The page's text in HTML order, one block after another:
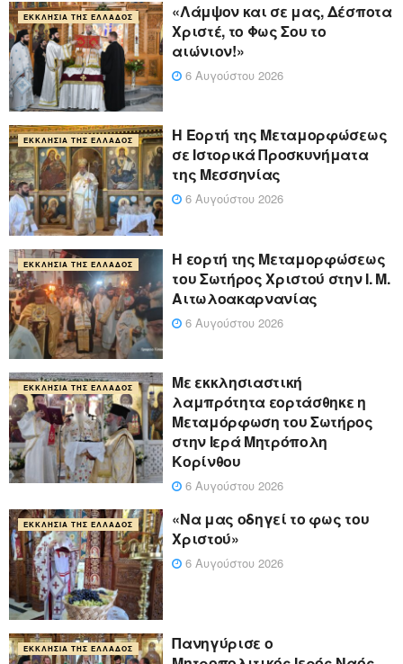
ΕΚΚΛΗΣΊΑ ΤΗΣ ΕΛΛΆΔΟΣ
«Λάμψον και σε μας, Δέσποτα
Χριστέ, το Φως Σου το
αιώνιον!»
6 Αυγούστου 2026
ΕΚΚΛΗΣΊΑ ΤΗΣ ΕΛΛΆΔΟΣ
Η Εορτή της Μεταμορφώσεως
σε Ιστορικά Προσκυνήματα
της Μεσσηνίας
6 Αυγούστου 2026
ΕΚΚΛΗΣΊΑ ΤΗΣ ΕΛΛΆΔΟΣ
Η εορτή της Μεταμορφώσεως
του Σωτήρος Χριστού στην Ι. Μ.
Αιτωλοακαρνανίας
6 Αυγούστου 2026
ΕΚΚΛΗΣΊΑ ΤΗΣ ΕΛΛΆΔΟΣ
Με εκκλησιαστική
λαμπρότητα εορτάσθηκε η
Μεταμόρφωση του Σωτήρος
στην Ιερά Μητρόπολη
Κορίνθου
6 Αυγούστου 2026
ΕΚΚΛΗΣΊΑ ΤΗΣ ΕΛΛΆΔΟΣ
«Να μας οδηγεί το φως του
Χριστού»
6 Αυγούστου 2026
ΕΚΚΛΗΣΊΑ ΤΗΣ ΕΛΛΆΔΟΣ
Πανηγύρισε ο